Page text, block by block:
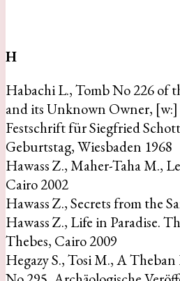
H
Habachi L., Tomb No 226 of
and its Unknown Owner, [w:]
Festschrift für Siegfried
Geburtstag, Wiesbaden 1968
Hawass Z., Maher-Taha M.,
Cairo 2002
Hawass Z., Secrets from the
Hawass Z., Life in Paradise.
Thebes, Cairo 2009
Hegazy S., Tosi M., A